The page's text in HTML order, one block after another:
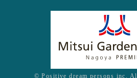
© Positive dream persons inc.